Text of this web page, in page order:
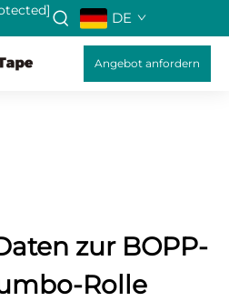
DE
Angebot anfordern
zur BOPP-
Rolle